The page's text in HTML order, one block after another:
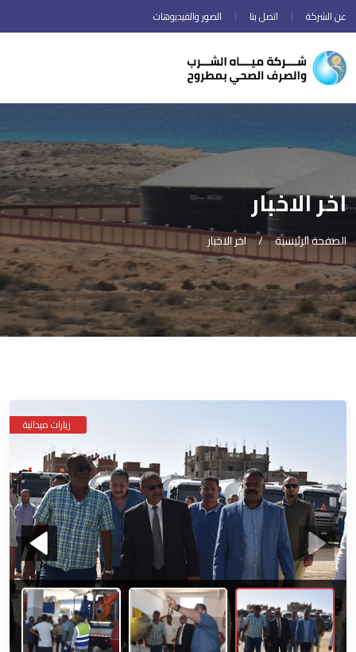
عن الشركة اتصل بنا الصور والفيديوهات
اخر الاخبار
الصفحة الرئيسية اخر الاخبار
زيارات ميدانية